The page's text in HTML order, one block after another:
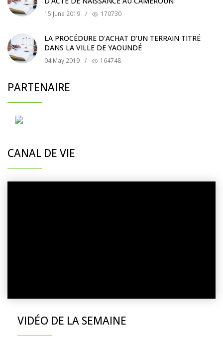
15 June 2019 / 170730
LA PROCÉDURE D'ACHAT D'UN TERRAIN TITRÉ
DANS LA VILLE DE YAOUNDÉ
04 May 2019 / 164748
PARTENAIRE
CANAL DE VIE
VIDÉO DE LA SEMAINE